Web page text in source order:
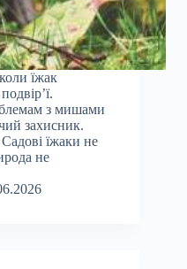
їжак
з мишами
захисник.
їжаки не
не